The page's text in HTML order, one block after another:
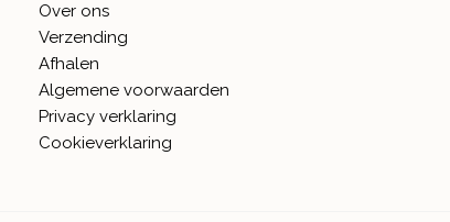
Over ons
Verzending
Afhalen
Algemene voorwaarden
Privacy verklaring
Cookieverklaring